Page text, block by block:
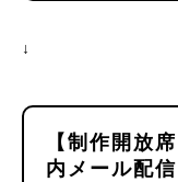
↓
【制作開放
内メール配信